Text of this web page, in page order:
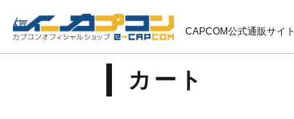
CAPCOM公式通販サイト
カート